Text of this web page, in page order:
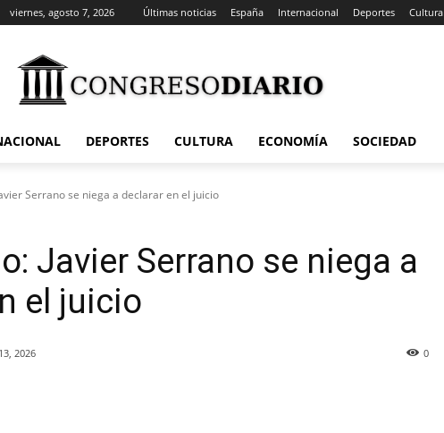
viernes, agosto 7, 2026 Últimas noticias España Internacional Deportes Cultura
DEPORTES CULTURA ECONOMÍA SOCIEDAD
Serrano se niega a declarar en el juicio
Javier Serrano se niega a
el juicio
2026 0